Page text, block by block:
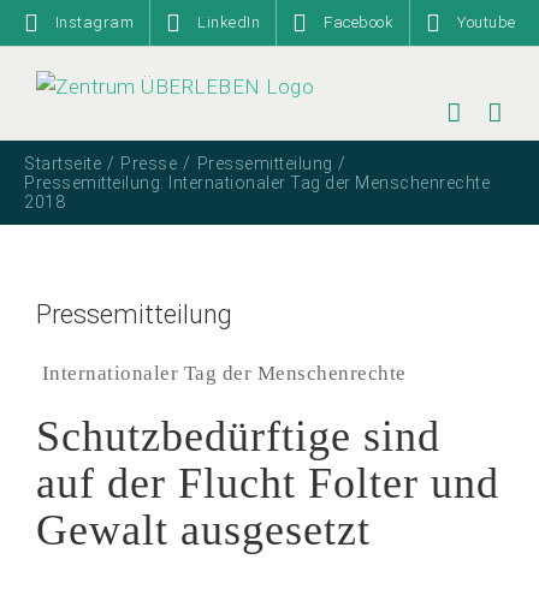
Zum
Inhalt
springen
Instagram LinkedIn Facebook Youtube
Startseite Presse
Pressemitteilung
Pressemitteilung: Internationaler Tag der Menschenrechte
2018
Pressemitteilung
Internationaler Tag der Menschenrechte
Schutzbedürftige sind
auf der Flucht Folter und
Gewalt ausgesetzt